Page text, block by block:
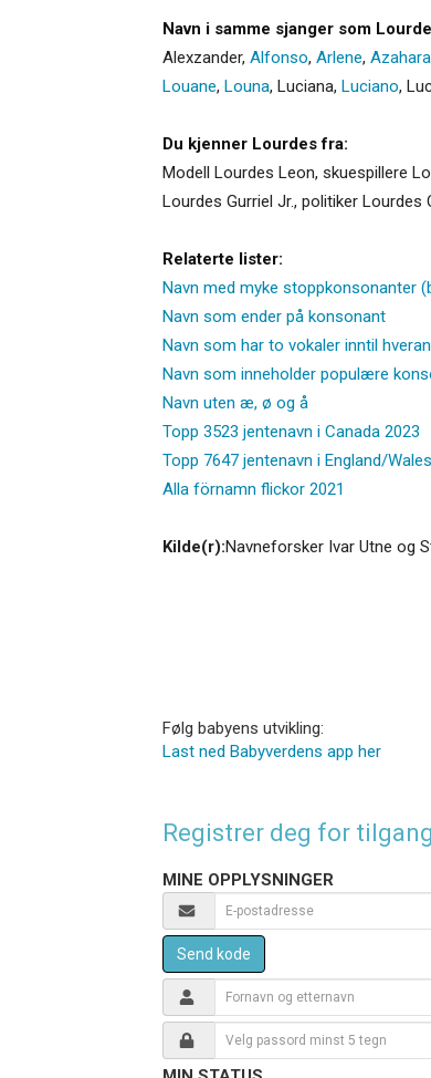
Navn i samme sjanger som
Alexzander, Alfonso, Arlene, Azahara
Louane, Louna, Luciana, Luciano,
Du kjenner Lourdes fra:
Modell Lourdes Leon, skuespillere
Lourdes Gurriel Jr., politiker
Relaterte lister:
Navn med myke stoppkonsonanter
Navn som ender på konsonant
Navn som har to vokaler inntil
Navn som inneholder populære
Navn uten æ, ø og å
Topp 3523 jentenavn i Canada 2023
Topp 7647 jentenavn i England/
Alla förnamn flickor 2021
Kilde(r):Navneforsker Ivar Utne og
Følg babyens utvikling:
Last ned Babyverdens app her
Registrer deg for
MINE OPPLYSNINGER
Send kode